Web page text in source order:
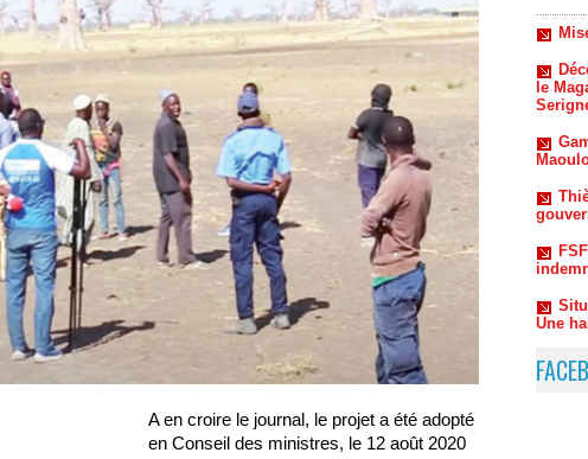
A en croire le journal, le projet a été adopté
en Conseil des ministres, le 12 août 2020
le
Une